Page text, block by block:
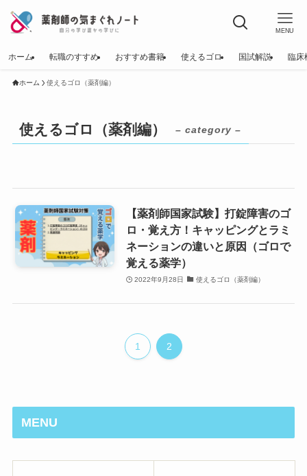
MENU
ホーム 転職のすすめ おすすめ書籍 使えるゴロ 国試解説 臨床
ホーム 使えるゴロ（薬剤編）
使えるゴロ（薬剤編） – category –
【薬剤師国家試験】打錠障害のゴ
ロ・覚え方！キャッピングとラミ
ネーションの違いと原因（ゴロで
覚える薬学）
2022年9月28日 使えるゴロ（薬剤編）
1 2
MENU